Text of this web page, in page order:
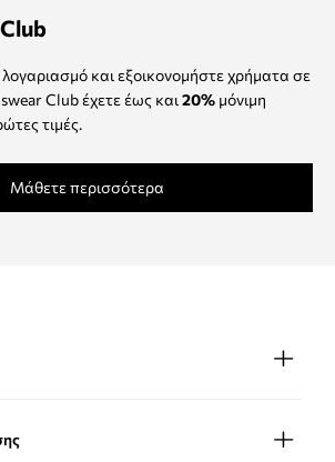
και εξοικονομήστε χρήματα σε
Club έχετε έως και 20% μόνιμη
τιμές.
Μάθετε περισσότερα